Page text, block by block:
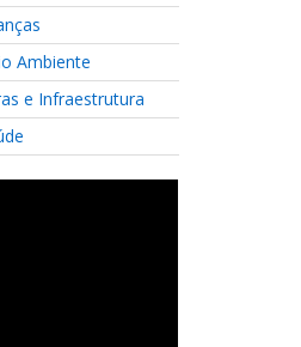
Ambiente
e Infraestrutura